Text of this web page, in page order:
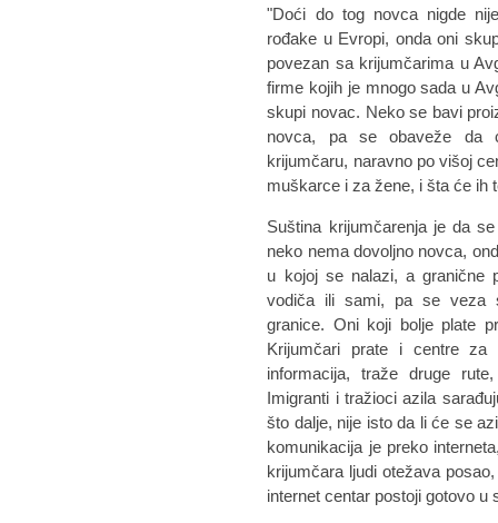
"Doći do tog novca nigde
rođake u Evropi, onda oni
povezan sa krijumčarima u
firme kojih je mnogo sada u
skupi novac. Neko se bavi
novca, pa se obaveže da
krijumčaru, naravno po višoj
muškarce i za žene, i šta će ih
Suština krijumčarenja je da
neko nema dovoljno novca,
u kojoj se nalazi, a granične
vodiča ili sami, pa se veza
granice. Oni koji bolje plate
Krijumčari prate i centre
informacija, traže druge
Imigranti i tražioci azila
što dalje, nije isto da li će se
komunikacija je preko
krijumčara ljudi otežava
internet centar postoji gotovo